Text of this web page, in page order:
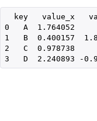
key   value_x
0   A  1.764052
1   B  0.400157
2   C  0.978738
3   D  2.240893 -